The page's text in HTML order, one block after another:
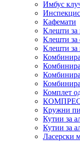
Имбус
Кафемати
Клешти за
Клешти за
Клешти за
Комплет
Кружни
Кутии за
Кутии за
Ласерски